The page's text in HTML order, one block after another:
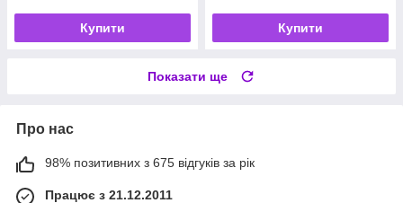
Купити Купити
Показати ще
Про нас
98% позитивних з 675 відгуків за рік
Працює з 21.12.2011